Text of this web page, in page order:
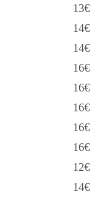
13€
14€
14€
16€
16€
16€
16€
16€
12€
14€